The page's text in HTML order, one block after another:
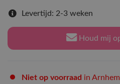
Levertijd: 2-3 weken
Houd mij
Niet op voorraad in Arnhem